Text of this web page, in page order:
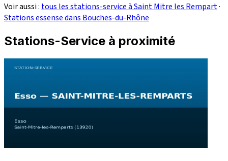
Voir aussi : tous les stations-service à Saint Mitre les Rempart·
Stations essense dans Bouches-du-Rhône
Stations-Service à proximité